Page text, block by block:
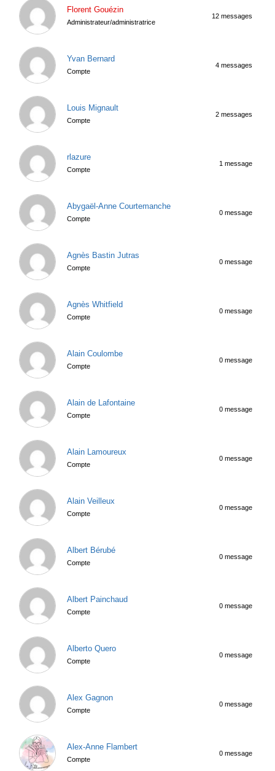
Florent Gouézin
Administrateur/administratrice
12 messages
Yvan Bernard
Compte
4 messages
Louis Mignault
Compte
2 messages
rlazure
Compte
1 message
Abygaël-Anne Courtemanche
Compte
0 message
Agnès Bastin Jutras
Compte
0 message
Agnès Whitfield
Compte
0 message
Alain Coulombe
Compte
0 message
Alain de Lafontaine
Compte
0 message
Alain Lamoureux
Compte
0 message
Alain Veilleux
Compte
0 message
Albert Bérubé
Compte
0 message
Albert Painchaud
Compte
0 message
Alberto Quero
Compte
0 message
Alex Gagnon
Compte
0 message
Alex-Anne Flambert
Compte
0 message